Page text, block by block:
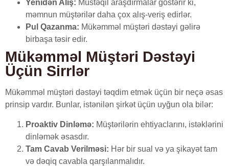
Yenidən Alış: Müstəqil araşdırmalar göstərir ki,
məmnun müştərilər daha çox alış-veriş edirlər.
Pul Qazanma: Mükəmməl müştəri dəstəyi gəlirə
birbaşa təsir edir.
Mükəmməl Müştəri Dəstəyi
Üçün Sirrlər
Mükəmməl müştəri dəstəyi təqdim etmək üçün bir neçə əsas
prinsip vardır. Bunlar, istənilən şirkət üçün uyğun ola bilər:
Proaktiv Dinləmə: Müştərilərin ehtiyaclarını, istəklərini
dinləmək əsasdır.
Tam Cavab Verilməsi: Hər bir sual və ya şikayət tam
və dəqiq cavabla qarşılanmalıdır.